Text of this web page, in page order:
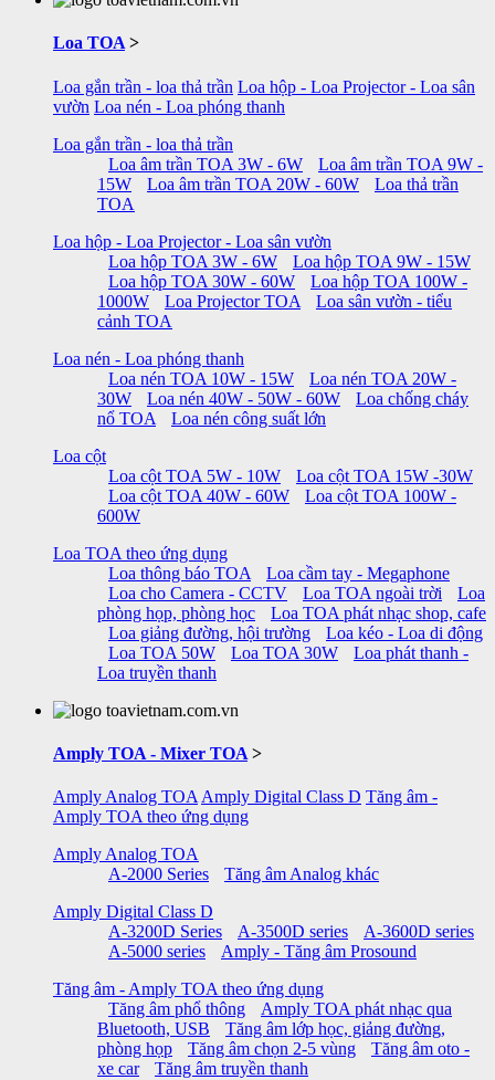
Loa TOA >
Loa gắn trần - loa thả trần Loa hộp - Loa Projector - Loa sân
vườn Loa nén - Loa phóng thanh
Loa gắn trần - loa thả trần
Loa âm trần TOA 3W - 6W
Loa âm trần TOA 9W -
15W
Loa âm trần TOA 20W - 60W
Loa thả trần
TOA
Loa hộp - Loa Projector - Loa sân vườn
Loa hộp TOA 3W - 6W
Loa hộp TOA 9W - 15W
Loa hộp TOA 30W - 60W
Loa hộp TOA 100W -
1000W
Loa Projector TOA
Loa sân vườn - tiểu
cảnh TOA
Loa nén - Loa phóng thanh
Loa nén TOA 10W - 15W
Loa nén TOA 20W -
30W
Loa nén 40W - 50W - 60W
Loa chống cháy
nổ TOA
Loa nén công suất lớn
Loa cột
Loa cột TOA 5W - 10W
Loa cột TOA 15W -30W
Loa cột TOA 40W - 60W
Loa cột TOA 100W -
600W
Loa TOA theo ứng dụng
Loa thông báo TOA
Loa cầm tay - Megaphone
Loa cho Camera - CCTV
Loa TOA ngoài trời
Loa
phòng họp, phòng học
Loa TOA phát nhạc shop, cafe
Loa giảng đường, hội trường
Loa kéo - Loa di động
Loa TOA 50W
Loa TOA 30W
Loa phát thanh -
Loa truyền thanh
Amply TOA - Mixer TOA >
Amply Analog TOA Amply Digital Class D Tăng âm -
Amply TOA theo ứng dụng
Amply Analog TOA
A-2000 Series
Tăng âm Analog khác
Amply Digital Class D
A-3200D Series
A-3500D series
A-3600D series
A-5000 series
Amply - Tăng âm Prosound
Tăng âm - Amply TOA theo ứng dụng
Tăng âm phổ thông
Amply TOA phát nhạc qua
Bluetooth, USB
Tăng âm lớp học, giảng đường,
phòng họp
Tăng âm chọn 2-5 vùng
Tăng âm oto -
xe car
Tăng âm truyền thanh